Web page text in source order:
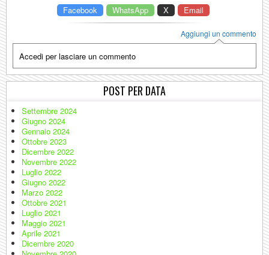
Facebook WhatsApp X Email
Aggiungi un commento
Accedi per lasciare un commento
POST PER DATA
Settembre 2024
Giugno 2024
Gennaio 2024
Ottobre 2023
Dicembre 2022
Novembre 2022
Luglio 2022
Giugno 2022
Marzo 2022
Ottobre 2021
Luglio 2021
Maggio 2021
Aprile 2021
Dicembre 2020